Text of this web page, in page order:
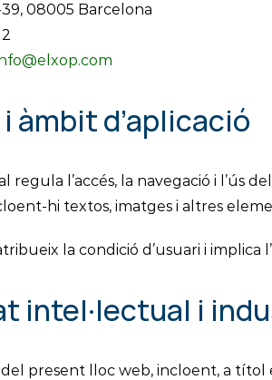
08005 Barcelona
àmbit d’aplicació
regula l’accés, la navegació i l’ús
hi textos, imatges i altres
la condició d’usuari i
intel·lectual i
present lloc web, incloent, a títol